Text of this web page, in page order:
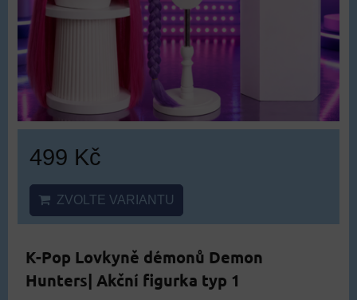
499 Kč
ZVOLTE VARIANTU
K-Pop Lovkyně démonů Demon
Hunters| Akční figurka typ 1